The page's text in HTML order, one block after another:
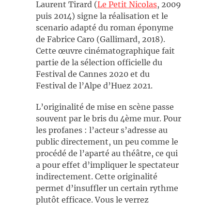
Laurent Tirard (Le Petit Nicolas, 2009
puis 2014) signe la réalisation et le
scenario adapté du roman éponyme
de Fabrice Caro (Gallimard, 2018).
Cette œuvre cinématographique fait
partie de la sélection officielle du
Festival de Cannes 2020 et du
Festival de l’Alpe d’Huez 2021.
L’originalité de mise en scène passe
souvent par le bris du 4ème mur. Pour
les profanes : l’acteur s’adresse au
public directement, un peu comme le
procédé de l’aparté au théâtre, ce qui
a pour effet d’impliquer le spectateur
indirectement. Cette originalité
permet d’insuffler un certain rythme
plutôt efficace. Vous le verrez